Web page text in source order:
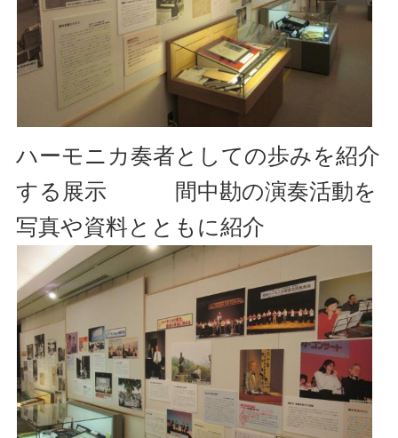
ハーモニカ奏者としての歩みを紹介
する展示 間中勘の演奏活動を
写真や資料とともに紹介